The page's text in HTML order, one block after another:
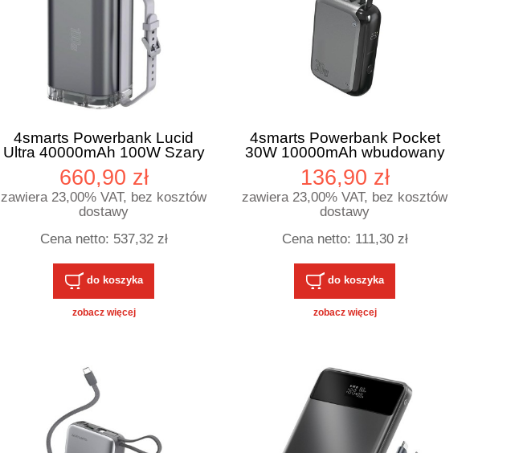
4smarts Powerbank Lucid
Ultra 40000mAh 100W Szary
660,90 zł
zawiera 23,00% VAT, bez kosztów
dostawy
Cena netto: 537,32 zł
do koszyka
zobacz więcej
4smarts Powerbank Pocket
30W 10000mAh wbudowany
kabel USB-C 15cm
136,90 zł
zawiera 23,00% VAT, bez kosztów
dostawy
Cena netto: 111,30 zł
do koszyka
zobacz więcej